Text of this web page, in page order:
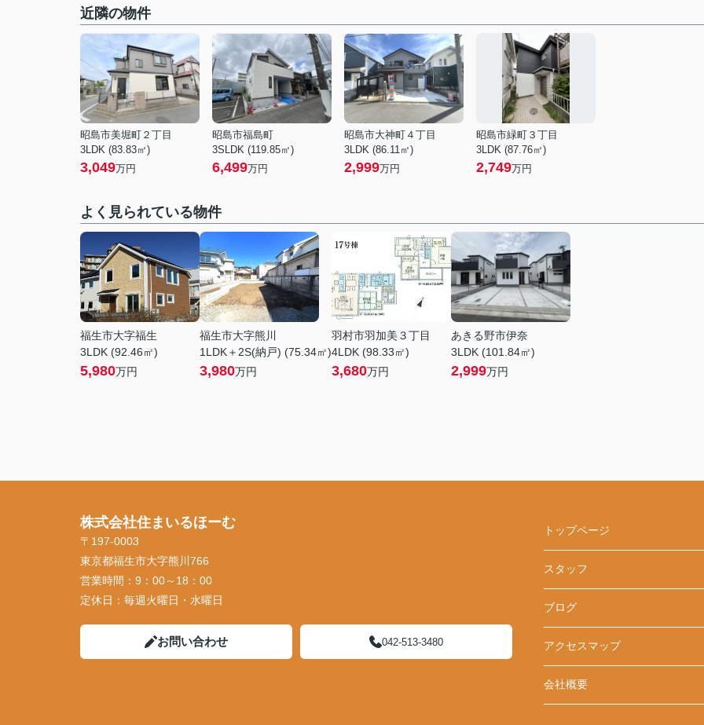
近隣の物件
昭島市美堀町２丁目
3LDK (83.83㎡)
3,049万円
昭島市福島町
3SLDK (119.85㎡)
6,499万円
昭島市大神町４丁目
3LDK (86.11㎡)
2,999万円
昭島市緑町３丁目
3LDK (87.76㎡)
2,749万円
よく見られている物件
福生市大字福生
3LDK (92.46㎡)
5,980万円
福生市大字熊川
1LDK＋2S(納戸) (75.34㎡)
3,980万円
羽村市羽加美３丁目
4LDK (98.33㎡)
3,680万円
あきる野市伊奈
3LDK (101.84㎡)
2,999万円
株式会社住まいるほーむ
〒197-0003
東京都福生市大字熊川766
営業時間： 9：00～18：00
定休日： 毎週火曜日・水曜日
お問い合わせ 042-513-3480
トップページ
スタッフ
ブログ
アクセスマップ
会社概要